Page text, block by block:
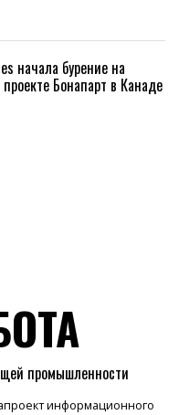
начала бурение на
Бонапарт в Канаде
промышленности
информационного